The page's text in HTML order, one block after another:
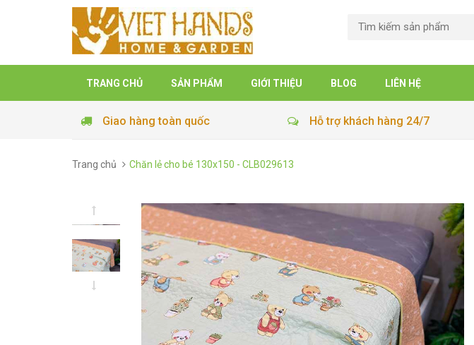
TRANG CHỦ SẢN PHẨM GIỚI THIỆU BLOG LIÊN HỆ
Giao hàng toàn quốc Hỗ trợ khách hàng 24/7
Trang chủ Chăn lẻ cho bé 130x150 - CLB029613